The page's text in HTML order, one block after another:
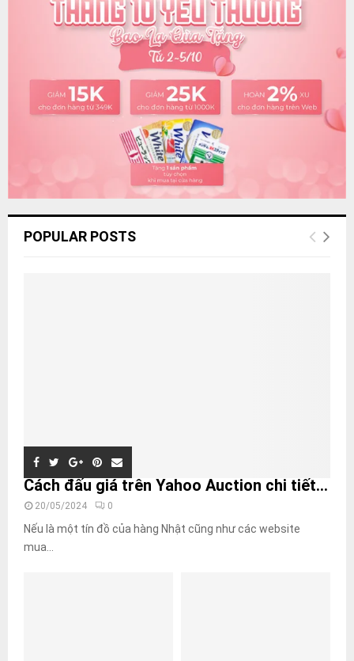
H
POPULAR POSTS
Cách đấu giá trên Yahoo Auction chi tiết...
20/05/2024 0
Nếu là một tín đồ của hàng Nhật cũng như các website
mua...